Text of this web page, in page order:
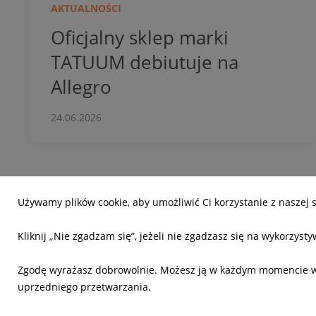
AKTUALNOŚCI
Oficjalny sklep marki
TATUUM debiutuje na
Allegro
24.06.2026
O nas
Odpowiedzialność społeczna
Nasz zespół
Jak
Używamy plików cookie, aby umożliwić Ci korzystanie z
Kliknij „Nie zgadzam się”, jeżeli nie zgadzasz się na
Zgodę wyrażasz dobrowolnie. Możesz ją w każdym momencie
uprzedniego przetwarzania.